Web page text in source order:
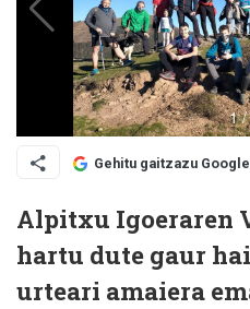
Gehitu gaitzazu
Alpitxu Igoeraren
hartu dute gaur
urteari amaiera